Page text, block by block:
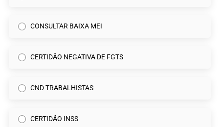
CONSULTAR BAIXA MEI
CERTIDÃO NEGATIVA DE FGTS
CND TRABALHISTAS
CERTIDÃO INSS